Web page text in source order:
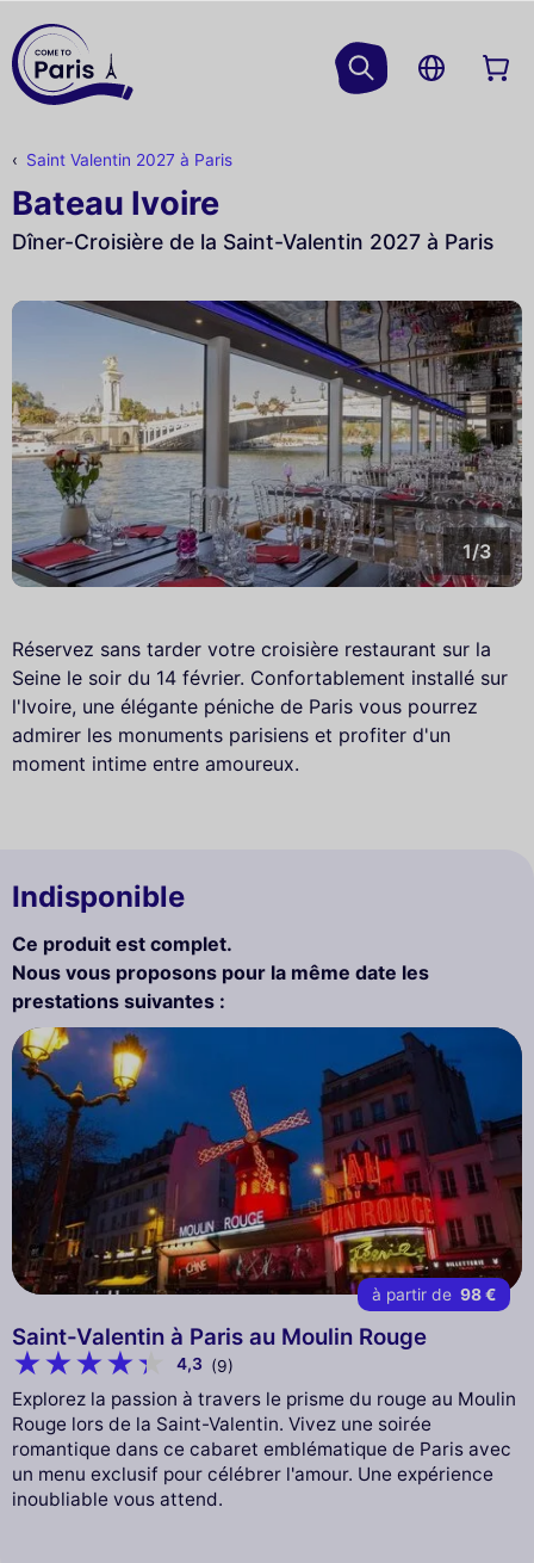
Saint Valentin 2027 à Paris
Bateau Ivoire
Dîner-Croisière de la Saint-Valentin 2027 à Paris
1/3
Réservez sans tarder votre croisière restaurant sur la
Seine le soir du 14 février. Confortablement installé sur
l'Ivoire, une élégante péniche de Paris vous pourrez
admirer les monuments parisiens et profiter d'un
moment intime entre amoureux.
Indisponible
Ce produit est complet.
Nous vous proposons pour la même date les
prestations suivantes :
à partir de 98 €
Saint-Valentin à Paris au Moulin Rouge
4,3 (9)
Explorez la passion à travers le prisme du rouge au Moulin
Rouge lors de la Saint-Valentin. Vivez une soirée
romantique dans ce cabaret emblématique de Paris avec
un menu exclusif pour célébrer l'amour. Une expérience
inoubliable vous attend.